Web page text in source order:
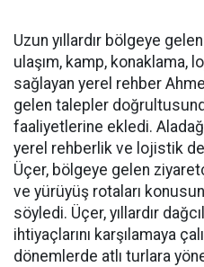
Uzun yıllardır bölgeye
ulaşım, kamp, konaklama,
sağlayan yerel rehber
gelen talepler
faaliyetlerine ekledi.
yerel rehberlik ve lojistik
Üçer, bölgeye gelen
ve yürüyüş rotaları
söyledi. Üçer, yıllardır
ihtiyaçlarını karşılamaya
dönemlerde atlı turlara